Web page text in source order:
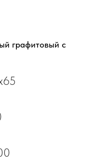
графитовый с